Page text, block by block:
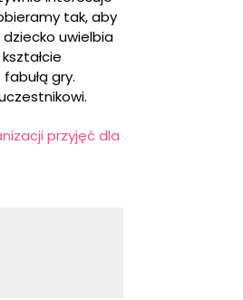
tak, aby
uwielbia
gry.
przyjęć dla